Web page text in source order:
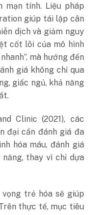
mạn tính. Liệu pháp
giúp tái lập cân
dịch và giảm nguy
cốt lõi của mô hình
mà hướng đến
giá không chỉ qua
giấc ngủ, khả năng
Clinic (2021), các
đại cần đánh giá đa
hóa máu, đánh giá
thay vì chỉ dựa
trẻ hóa sẽ giúp
thực tế, mục tiêu